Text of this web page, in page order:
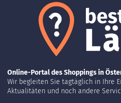
Online-Portal des Shoppings in
Wir begleiten Sie tagtäglich in Ihre
Aktualitäten und noch andere